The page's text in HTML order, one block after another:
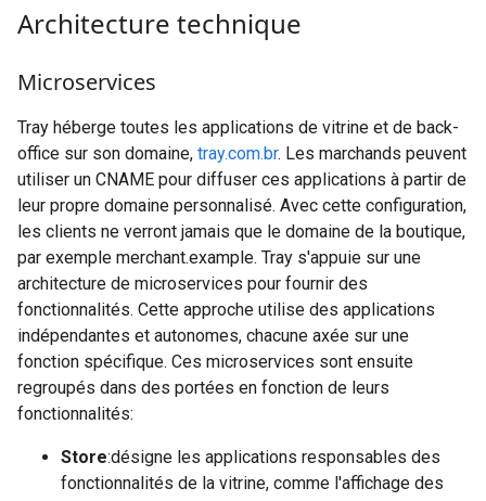
Architecture technique
Microservices
Tray héberge toutes les applications de vitrine et de back-
office sur son domaine, tray.com.br. Les marchands peuvent
utiliser un CNAME pour diffuser ces applications à partir de
leur propre domaine personnalisé. Avec cette configuration,
les clients ne verront jamais que le domaine de la boutique,
par exemple merchant.example. Tray s'appuie sur une
architecture de microservices pour fournir des
fonctionnalités. Cette approche utilise des applications
indépendantes et autonomes, chacune axée sur une
fonction spécifique. Ces microservices sont ensuite
regroupés dans des portées en fonction de leurs
fonctionnalités:
Store:désigne les applications responsables des
fonctionnalités de la vitrine, comme l'affichage des